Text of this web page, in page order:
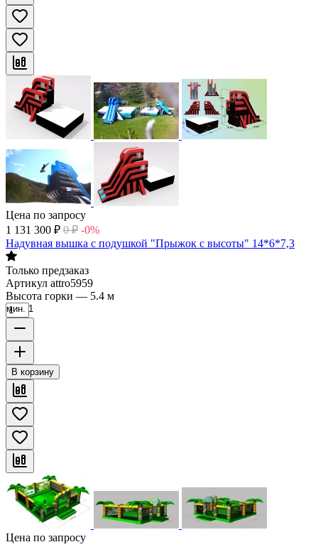
Цена по запросу
1 131 300 ₽ 0 ₽ -0%
Надувная вышка с подушкой "Прыжок с высоты" 14*6*7,3
Только предзаказ
Артикул attro5959
Высота горки — 5.4 м
мин. 1
В корзину
Цена по запросу